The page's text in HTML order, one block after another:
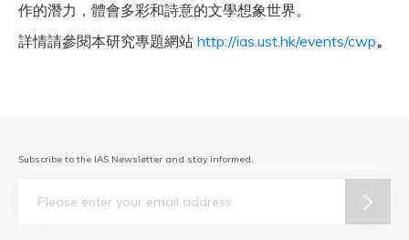
作的潛力，體會多彩和詩意的文學想象世界。
詳情請參閱本研究專題網站 http://ias.ust.hk/events/cwp。
Subscribe to the IAS Newsletter and stay informed.